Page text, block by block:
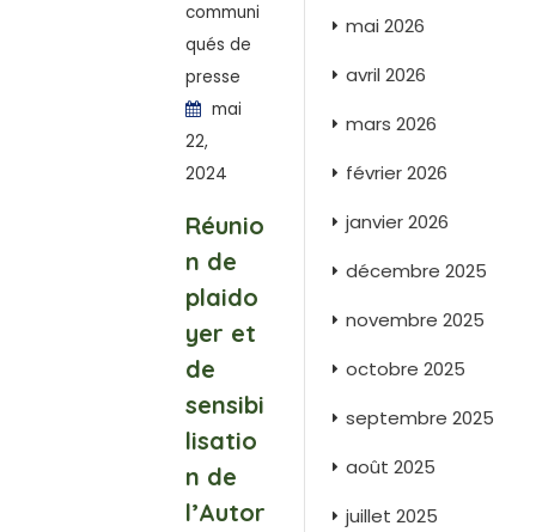
communi
qués de
presse
mai
22,
2024
Réunio
n de
plaido
yer et
de
sensibi
lisatio
n de
l’Autor
mai 2026
avril 2026
mars 2026
février 2026
janvier 2026
décembre 2025
novembre 2025
octobre 2025
septembre 2025
août 2025
juillet 2025